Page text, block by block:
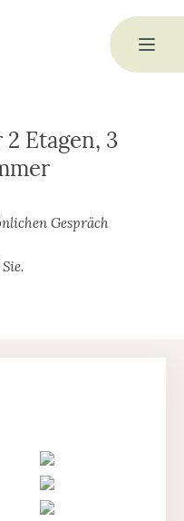
Gespräch
Etagen, 3